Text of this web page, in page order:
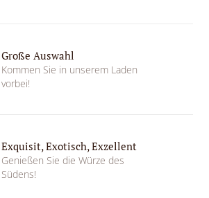
Große Auswahl
Kommen Sie in unserem Laden
vorbei!
Exquisit, Exotisch, Exzellent
Genießen Sie die Würze des
Südens!